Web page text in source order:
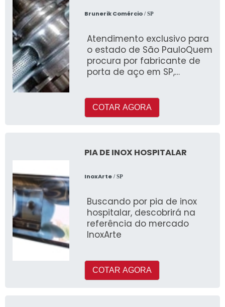
Brunerik Comércio/ SP
Atendimento exclusivo para
o estado de São PauloQuem
procura por fabricante de
porta de aço em SP,
COTAR AGORA
PIA DE INOX HOSPITALAR
InoxArte/ SP
Buscando por pia de inox
hospitalar, descobrirá na
referência do mercado
InoxArte
COTAR AGORA